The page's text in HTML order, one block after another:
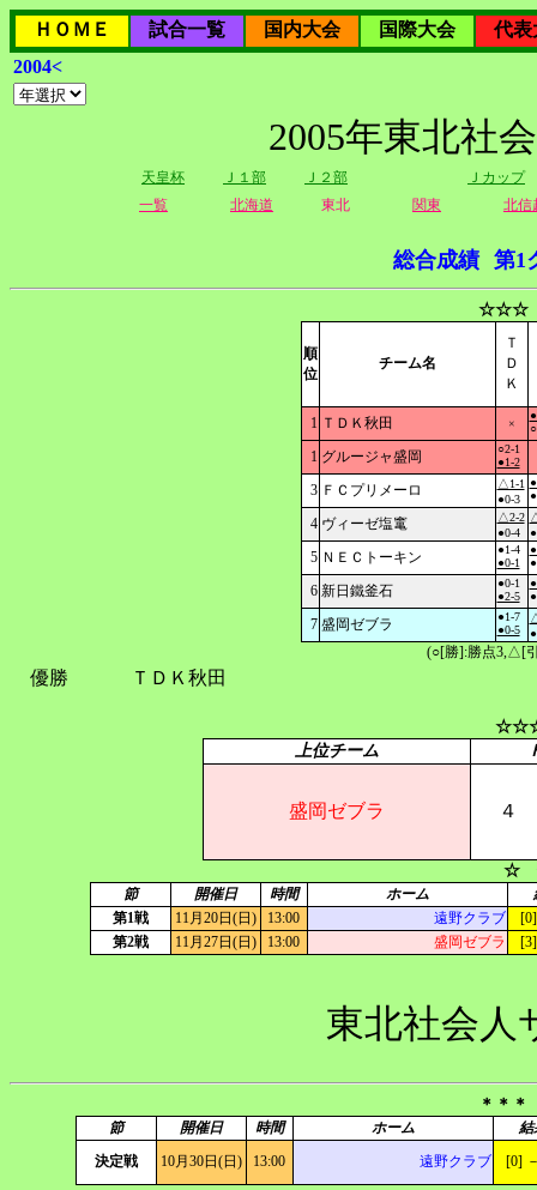
ＨＯＭＥ 試合一覧 国内大会 国際大会
代表
2004<
2005年東北社
天皇杯 Ｊ１部 Ｊ２部
Ｊカップ
一覧
北海道 東北 関東 北信
総合成績 第1
☆☆☆
順
位
チーム名
Ｔ
Ｄ
Ｋ
1 ＴＤＫ秋田 ×
1 グルージャ盛岡
○2-1
●1-2
3 ＦＣプリメーロ
△1-1
●0-3
4 ヴィーゼ塩竃
△2-2
●0-4
5 ＮＥＣトーキン
●1-4
●0-1
6 新日鐵釜石
●0-1
●2-5
7 盛岡ゼブラ
●1-7
●0-5
(○[勝]:勝点3,△[
優勝 ＴＤＫ秋田
上位チーム
盛岡ゼブラ ４
☆
節 開催日 時間 ホーム
第1戦
11月20日(日) 13:00 遠野クラブ
第2戦
11月27日(日) 13:00 盛岡ゼブラ
東北社会人
＊＊
節 開催日 時間 ホーム
結
決定戦
10月30日(日) 13:00 遠野クラブ [0]